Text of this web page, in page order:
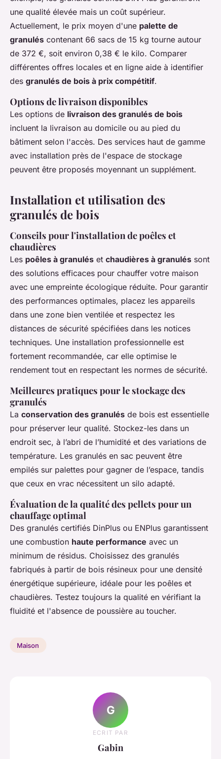
une qualité élevée mais un coût supérieur.
Actuellement, le prix moyen d'une palette de
granulés contenant 66 sacs de 15 kg tourne autour
de 372 €, soit environ 0,38 € le kilo. Comparer
différentes offres locales et en ligne aide à identifier
des granulés de bois à prix compétitif.
Options de livraison disponibles
Les options de livraison des granulés de bois
incluent la livraison au domicile ou au pied du
bâtiment selon l'accès. Des services haut de gamme
avec installation près de l'espace de stockage
peuvent être proposés moyennant un supplément.
Installation et utilisation des
granulés de bois
Conseils pour l'installation de poêles et
chaudières
Les poêles à granulés et chaudières à granulés sont
des solutions efficaces pour chauffer votre maison
avec une empreinte écologique réduite. Pour garantir
des performances optimales, placez les appareils
dans une zone bien ventilée et respectez les
distances de sécurité spécifiées dans les notices
techniques. Une installation professionnelle est
fortement recommandée, car elle optimise le
rendement tout en respectant les normes de sécurité.
Meilleures pratiques pour le stockage des
granulés
La conservation des granulés de bois est essentielle
pour préserver leur qualité. Stockez-les dans un
endroit sec, à l’abri de l’humidité et des variations de
température. Les granulés en sac peuvent être
empilés sur palettes pour gagner de l’espace, tandis
que ceux en vrac nécessitent un silo adapté.
Évaluation de la qualité des pellets pour un
chauffage optimal
Des granulés certifiés DinPlus ou ENPlus garantissent
une combustion haute performance avec un
minimum de résidus. Choisissez des granulés
fabriqués à partir de bois résineux pour une densité
énergétique supérieure, idéale pour les poêles et
chaudières. Testez toujours la qualité en vérifiant la
fluidité et l'absence de poussière au toucher.
Maison
G
ECRIT PAR
Gabin